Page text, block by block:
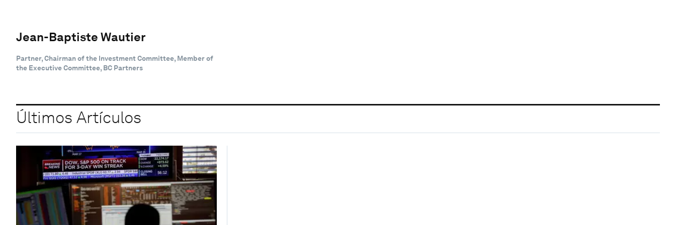
Jean-Baptiste Wautier
Partner, Chairman of the Investment Committee, Member of
the Executive Committee, BC Partners
Últimos Artículos